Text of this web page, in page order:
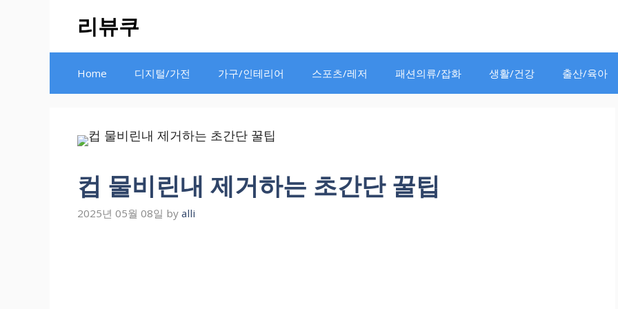
리뷰쿠
Home 디지털/가전 가구/인테리어 스포츠/레저 패션의류/잡화 생활/건강 출산/육아
컵 물비린내 제거하는 초간단 꿀팁
2025년 05월 08일 by alli